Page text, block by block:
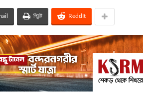
প্রিন্ট ReddIt